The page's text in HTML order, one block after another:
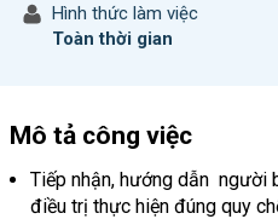
Hình thức làm việc
Toàn thời gian
Mô tả công việc
Tiếp nhận, hướng dẫn người
điều trị thực hiện đúng quy